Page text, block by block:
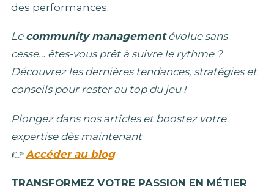
des performances.
Le community managementévolue sans
cesse… êtes-vous prêt à suivre le rythme ?
Découvrez les dernières tendances, stratégies et
conseils pour rester au top du jeu !
Plongez dans nos articles et boostez votre
expertise dès maintenant
👉Accéder au blog
TRANSFORMEZ VOTRE PASSION EN MÉTIER